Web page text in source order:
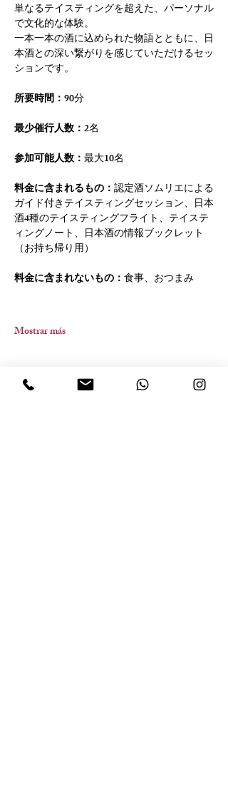
単なるテイスティングを超えた、パーソナル
で文化的な体験。
一本一本の酒に込められた物語とともに、日
本酒との深い繋がりを感じていただけるセッ
ションです。
所要時間： 90分
最少催行人数： 2名
参加可能人数： 最大10名
料金に含まれるもの： 認定酒ソムリエによる
ガイド付きテイスティングセッション、日本
酒4種のテイスティングフライト、テイステ
ィングノート、日本酒の情報ブックレット
（お持ち帰り用）
料金に含まれないもの： 食事、おつまみ
Mostrar más